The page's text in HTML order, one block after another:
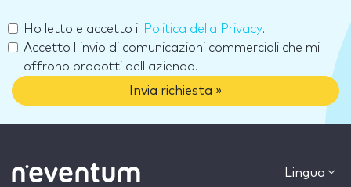
Ho letto e accetto il Politica della Privacy.
Accetto l'invio di comunicazioni commerciali che mi
offrono prodotti dell'azienda.
Invia richiesta »
Lingua